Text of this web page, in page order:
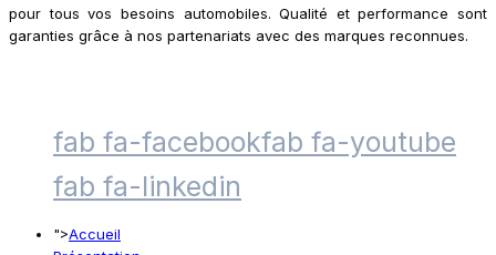
pour tous vos besoins automobiles. Qualité et performance sont
garanties grâce à nos partenariats avec des marques reconnues.
fab fa-facebookfab fa-youtube
fab fa-linkedin
">Accueil